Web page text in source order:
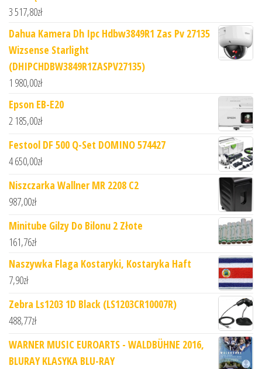
3 517,80zł
Dahua Kamera Dh Ipc Hdbw3849R1 Zas Pv 27135
Wizsense Starlight
(DHIPCHDBW3849R1ZASPV27135)
1 980,00zł
Epson EB-E20
2 185,00zł
Festool DF 500 Q-Set DOMINO 574427
4 650,00zł
Niszczarka Wallner MR 2208 C2
987,00zł
Minitube Gilzy Do Bilonu 2 Złote
161,76zł
Naszywka Flaga Kostaryki, Kostaryka Haft
7,90zł
Zebra Ls1203 1D Black (LS1203CR10007R)
488,77zł
WARNER MUSIC EUROARTS - WALDBÜHNE 2016,
BLURAY KLASYKA BLU-RAY